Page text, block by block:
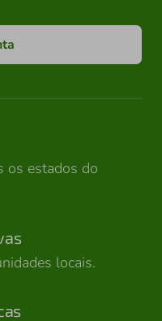
os estados do
locais.